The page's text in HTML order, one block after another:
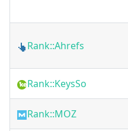
Rank::Ahrefs
Rank::KeysSo
Rank::MOZ